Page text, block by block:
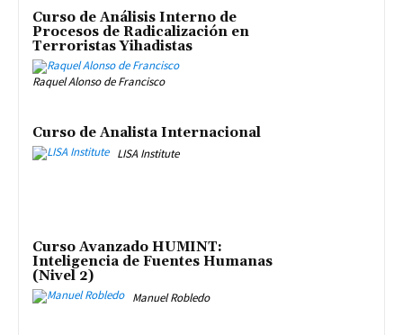
Curso de Análisis Interno de
Procesos de Radicalización en
Terroristas Yihadistas
Raquel Alonso de Francisco
Curso de Analista Internacional
LISA Institute
Curso Avanzado HUMINT:
Inteligencia de Fuentes Humanas
(Nivel 2)
Manuel Robledo